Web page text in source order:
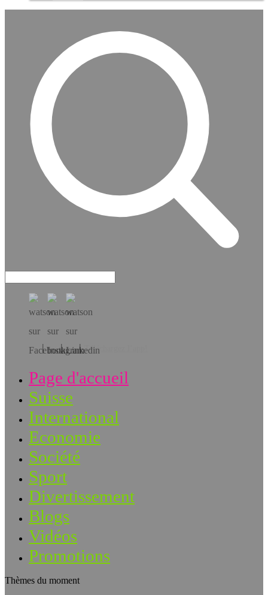
Téléchargez l’app!
Page d'accueil
Suisse
International
Economie
Société
Sport
Divertissement
Blogs
Vidéos
Promotions
Thèmes du moment